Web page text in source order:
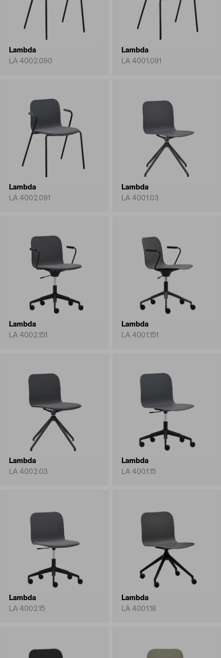
Lambda
LA 4002.090
Lambda
LA 4001.091
Lambda
LA 4002.091
Lambda
LA 4001.03
Lambda
LA 4002.151
Lambda
LA 4001.151
Lambda
LA 4002.03
Lambda
LA 4001.15
Lambda
LA 4002.15
Lambda
LA 4001.18